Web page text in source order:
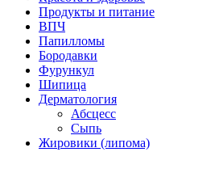
Продукты и питание
ВПЧ
Папилломы
Бородавки
Фурункул
Шипица
Дерматология
Абсцесс
Сыпь
Жировики (липома)